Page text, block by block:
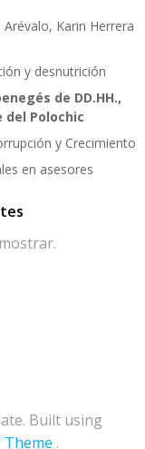
Karin Herrera
y desnutrición
de DD.HH.,
del Polochic
y Crecimiento
en asesores
Built using
Theme .